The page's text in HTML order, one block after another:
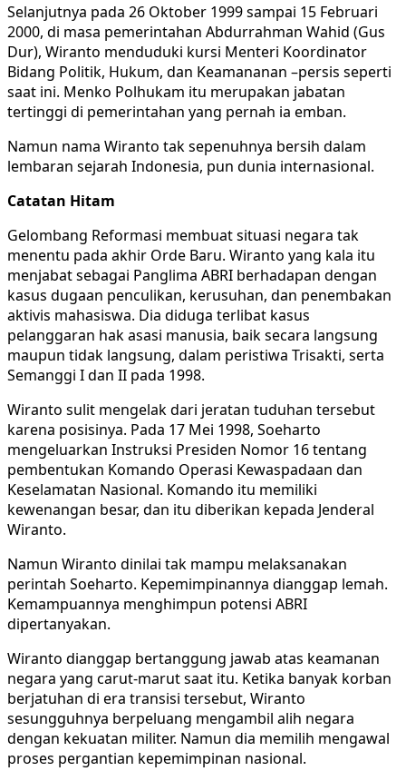
Selanjutnya pada 26 Oktober 1999 sampai 15 Februari
2000, di masa pemerintahan Abdurrahman Wahid (Gus
Dur), Wiranto menduduki kursi Menteri Koordinator
Bidang Politik, Hukum, dan Keamananan –persis seperti
saat ini. Menko Polhukam itu merupakan jabatan
tertinggi di pemerintahan yang pernah ia emban.
Namun nama Wiranto tak sepenuhnya bersih dalam
lembaran sejarah Indonesia, pun dunia internasional.
Catatan Hitam
Gelombang Reformasi membuat situasi negara tak
menentu pada akhir Orde Baru. Wiranto yang kala itu
menjabat sebagai Panglima ABRI berhadapan dengan
kasus dugaan penculikan, kerusuhan, dan penembakan
aktivis mahasiswa. Dia diduga terlibat kasus
pelanggaran hak asasi manusia, baik secara langsung
maupun tidak langsung, dalam peristiwa Trisakti, serta
Semanggi I dan II pada 1998.
Wiranto sulit mengelak dari jeratan tuduhan tersebut
karena posisinya. Pada 17 Mei 1998, Soeharto
mengeluarkan Instruksi Presiden Nomor 16 tentang
pembentukan Komando Operasi Kewaspadaan dan
Keselamatan Nasional. Komando itu memiliki
kewenangan besar, dan itu diberikan kepada Jenderal
Wiranto.
Namun Wiranto dinilai tak mampu melaksanakan
perintah Soeharto. Kepemimpinannya dianggap lemah.
Kemampuannya menghimpun potensi ABRI
dipertanyakan.
Wiranto dianggap bertanggung jawab atas keamanan
negara yang carut-marut saat itu. Ketika banyak korban
berjatuhan di era transisi tersebut, Wiranto
sesungguhnya berpeluang mengambil alih negara
dengan kekuatan militer. Namun dia memilih mengawal
proses pergantian kepemimpinan nasional.